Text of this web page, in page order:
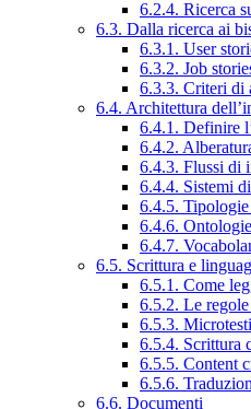
6.2.4. Ricerca
6.3. Dalla ricerca ai
6.3.1. User
6.3.2. Job
6.3.3. Criteri di
6.4. Architettura
6.4.1. Definire
6.4.2.
6.4.3. Flussi di
6.4.4. Sistemi
6.4.5.
6.4.6.
6.4.7.
6.5. Scrittura e
6.5.1. Come
6.5.2. Le
6.5.3. Microtesti
6.5.4. Scrittura
6.5.5. Content
6.5.6.
6.6. Documenti